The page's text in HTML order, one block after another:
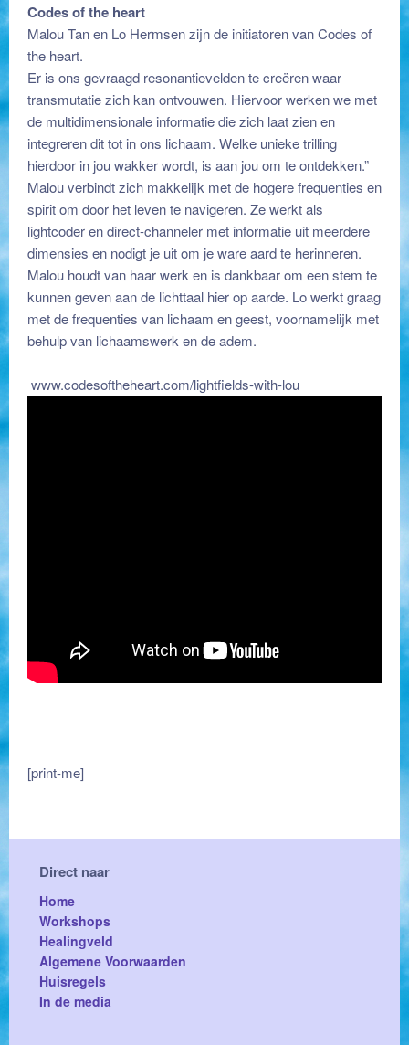
Codes of the heart
Malou Tan en Lo Hermsen zijn de initiatoren van Codes of
the heart.
Er is ons gevraagd resonantievelden te creëren waar
transmutatie zich kan ontvouwen. Hiervoor werken we met
de multidimensionale informatie die zich laat zien en
integreren dit tot in ons lichaam. Welke unieke trilling
hierdoor in jou wakker wordt, is aan jou om te ontdekken.”
Malou verbindt zich makkelijk met de hogere frequenties en
spirit om door het leven te navigeren. Ze werkt als
lightcoder en direct-channeler met informatie uit meerdere
dimensies en nodigt je uit om je ware aard te herinneren.
Malou houdt van haar werk en is dankbaar om een stem te
kunnen geven aan de lichttaal hier op aarde. Lo werkt graag
met de frequenties van lichaam en geest, voornamelijk met
behulp van lichaamswerk en de adem.
www.codesoftheheart.com/lightfields-with-lou
[print-me]
Direct naar
Home
Workshops
Healingveld
Algemene Voorwaarden
Huisregels
In de media